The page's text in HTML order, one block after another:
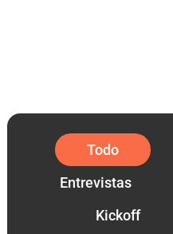
Entrevistas
Kickoff
Todo